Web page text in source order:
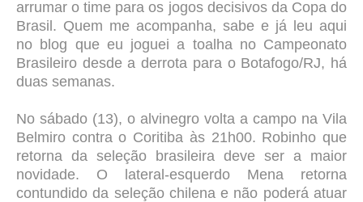
arrumar o time para os jogos decisivos da Copa do
Brasil. Quem me acompanha, sabe e já leu aqui
no blog que eu joguei a toalha no Campeonato
Brasileiro desde a derrota para o Botafogo/RJ, há
duas semanas.
No sábado (13), o alvinegro volta a campo na Vila
Belmiro contra o Coritiba às 21h00. Robinho que
retorna da seleção brasileira deve ser a maior
novidade. O lateral-esquerdo Mena retorna
contundido da seleção chilena e não poderá atuar